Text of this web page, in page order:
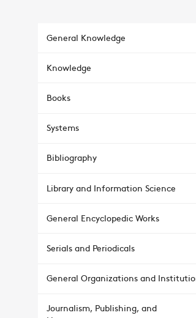
General Knowledge
Knowledge
Books
Systems
Bibliography
Library and Information Science
General Encyclopedic Works
Serials and Periodicals
General Organizations and
Journalism, Publishing, and